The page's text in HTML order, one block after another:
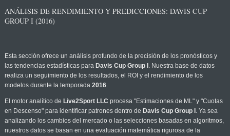
ANÁLISIS DE RENDIMIENTO Y PREDICCIONES: DAVIS CUP
GROUP I (2016)
Esta sección ofrece un análisis profundo de la precisión de los pronósticos y
las tendencias estadísticas para Davis Cup Group I . Nuestra base de datos
realiza un seguimiento de los resultados, el ROI y el rendimiento de los
modelos durante la temporada 2016.
El motor analítico de Live2Sport LLC procesa "Estimaciones de ML" y "Cuotas
en Descenso" para identificar patrones dentro de Davis Cup Group I . Ya sea
analizando los cambios del mercado o las selecciones basadas en algoritmos,
nuestros datos se basan en una evaluación matemática rigurosa de la